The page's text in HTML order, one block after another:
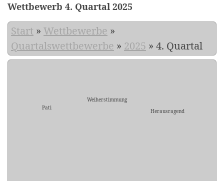
Wettbewerb 4. Quartal 2025
Start » Wettbewerbe »
Quartalswettbewerbe » 2025 » 4. Quartal
Pati
Weiherstimmung
Herausragend